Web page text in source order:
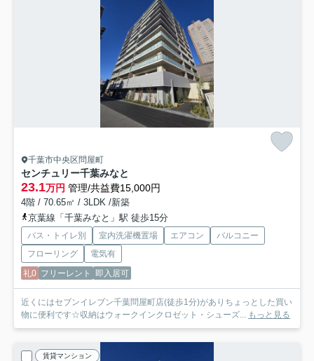
千葉市中央区問屋町
センチュリー千葉みなと
23.1万円 管理/共益費15,000円
4階 / 70.65㎡ / 3LDK /新築
京葉線「千葉みなと」駅 徒歩15分
バス・トイレ別 室内洗濯機置場 エアコン
バルコニー
フローリング
電気有
礼0 フリーレント 即入居可
近くにはセブンイレブン千葉問屋町店(徒歩1分)がありちょっとした買い
物に便利です☆収納はウォークインクロゼット・シューズ... もっと見る
賃貸マンション